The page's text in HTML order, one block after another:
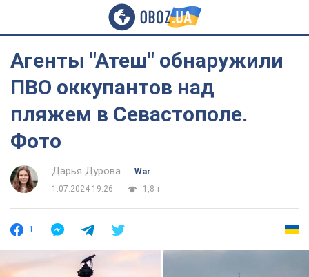
Агенты "Атеш" обнаружили
ПВО оккупантов над
пляжем в Севастополе.
Фото
Дарья Дурова
War
1.07.2024 19:26
1,8 т.
1